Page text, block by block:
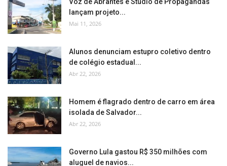
Voz de Abrantes e Studio de Propagandas
lançam projeto...
Mai 11, 2026
Alunos denunciam estupro coletivo dentro
de colégio estadual...
Abr 22, 2026
Homem é flagrado dentro de carro em área
isolada de Salvador...
Abr 22, 2026
Governo Lula gastou R$ 350 milhões com
aluguel de navios...